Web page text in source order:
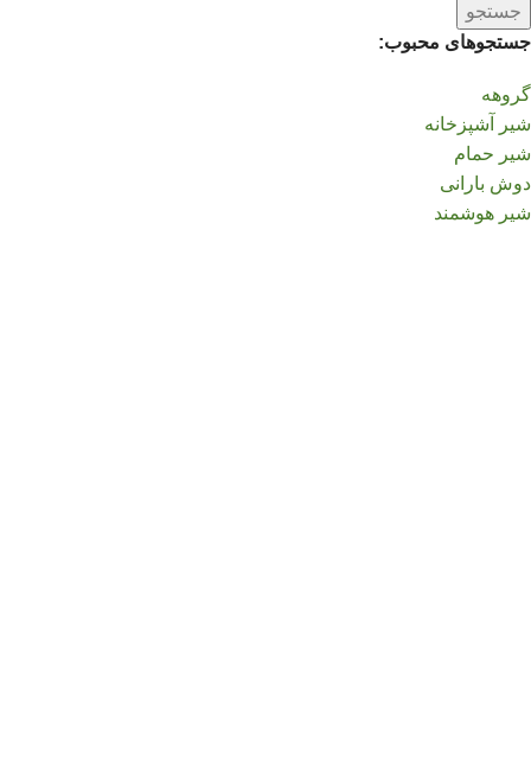
جستجو
جستجوهای محبوب:
گروهه
شیر آشپزخانه
شیر حمام
دوش بارانی
شیر هوشمند